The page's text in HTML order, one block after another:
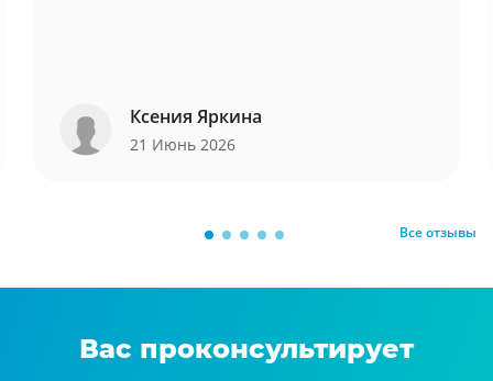
Ксения Яркина
21 Июнь 2026
Все отзывы
Вас проконсультирует